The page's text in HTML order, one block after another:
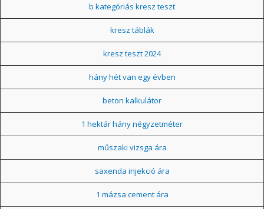
b kategóriás kresz teszt
kresz táblák
kresz teszt 2024
hány hét van egy évben
beton kalkulátor
1 hektár hány négyzetméter
műszaki vizsga ára
saxenda injekció ára
1 mázsa cement ára